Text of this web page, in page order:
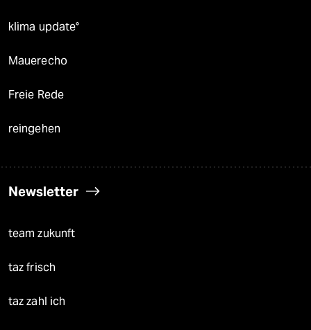
klima update°
Mauerecho
Freie Rede
reingehen
Newsletter
team zukunft
taz frisch
taz zahl ich